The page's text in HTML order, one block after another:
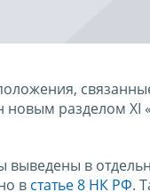
разделом XI
в
в статье 8 НК РФ.